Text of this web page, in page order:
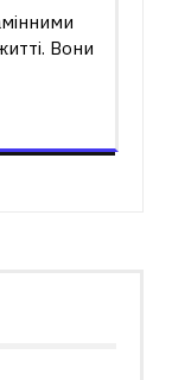
Вони